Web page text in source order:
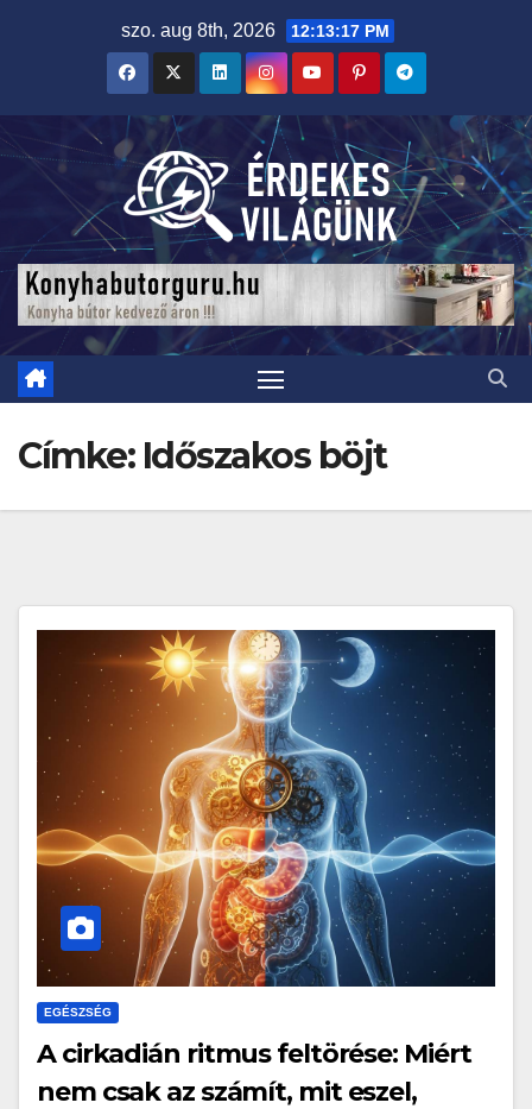
szo. aug 8th, 2026 12:13:18 PM
Címke: Időszakos böjt
EGÉSZSÉG
A cirkadián ritmus feltörése: Miért
nem csak az számít, mit eszel,